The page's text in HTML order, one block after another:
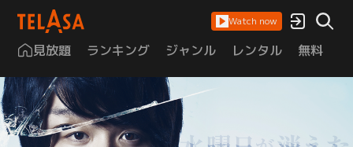
Watch now
見放題 ランキング ジャンル レンタル 無料